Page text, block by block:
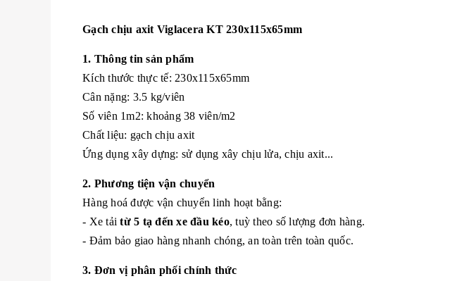
Gạch chịu axit Viglacera KT 230x115x65mm
1. Thông tin sản phẩm
Kích thước thực tế: 230x115x65mm
Cân nặng: 3.5 kg/viên
Số viên 1m2: khoảng 38 viên/m2
Chất liệu: gạch chịu axit
Ứng dụng xây dựng: sử dụng xây chịu lửa, chịu axit...
2. Phương tiện vận chuyển
Hàng hoá được vận chuyển linh hoạt bằng:
- Xe tảitừ 5 tạ đến xe đầu kéo, tuỳ theo số lượng đơn hàng.
- Đảm bảo giao hàng nhanh chóng, an toàn trên toàn quốc.
3. Đơn vị phân phối chính thức